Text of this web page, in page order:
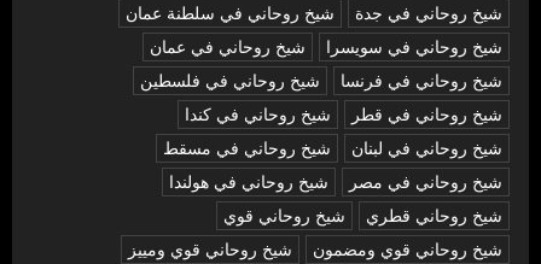
شيخ روحاني في جدة
شيخ روحاني في سلطنة عمان
شيخ روحاني في سويسرا
شيخ روحاني في عمان
شيخ روحاني في فرنسا
شيخ روحاني في فلسطين
شيخ روحاني في قطر
شيخ روحاني في كندا
شيخ روحاني في لبنان
شيخ روحاني في مسقط
شيخ روحاني في مصر
شيخ روحاني في هولندا
شيخ روحاني قطري
شيخ روحاني قوي
شيخ روحاني قوي ومضمون
شيخ روحاني قوي ومييز